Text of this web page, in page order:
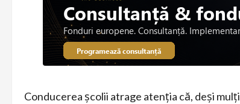
Conducerea școlii atrage atenția că, deși